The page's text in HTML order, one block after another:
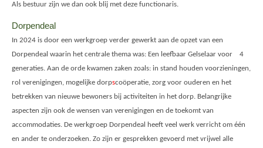
Als bestuur zijn we dan ook blij met deze functionaris.
Dorpendeal
In 2024 is door een werkgroep verder gewerkt aan de opzet van een
Dorpendeal waarin het centrale thema was: Een leefbaar Gelselaar voor 4
generaties. Aan de orde kwamen zaken zoals: in stand houden voorzieningen,
rol verenigingen, mogelijke dorpscoöperatie, zorg voor ouderen en het
betrekken van nieuwe bewoners bij activiteiten in het dorp. Belangrijke
aspecten zijn ook de wensen van verenigingen en de toekomt van
accommodaties. De werkgroep Dorpendeal heeft veel werk verricht om één
en ander te onderzoeken. Zo zijn er gesprekken gevoerd met vrijwel alle